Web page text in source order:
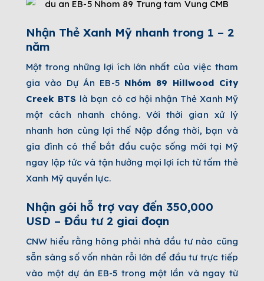
Nhận Thẻ Xanh Mỹ nhanh trong 1 – 2
năm
Một trong những lợi ích lớn nhất của việc tham
gia vào Dự Án EB-5 Nhóm 89 Hillwood City
Creek BTS là bạn có cơ hội nhận Thẻ Xanh Mỹ
một cách nhanh chóng. Với thời gian xử lý
nhanh hơn cùng lợi thế Nộp đồng thời, bạn và
gia đình có thể bắt đầu cuộc sống mới tại Mỹ
ngay lập tức và tận hưởng mọi lợi ích từ tấm thẻ
Xanh Mỹ quyền lực.
Nhận gói hỗ trợ vay đến 350,000
USD – Đầu tư 2 giai đoạn
CNW hiểu rằng hông phải nhà đầu tư nào cũng
sẵn sàng số vốn nhàn rỗi lớn để đầu tư trực tiếp
vào một dự án EB-5 trong một lần và ngay từ